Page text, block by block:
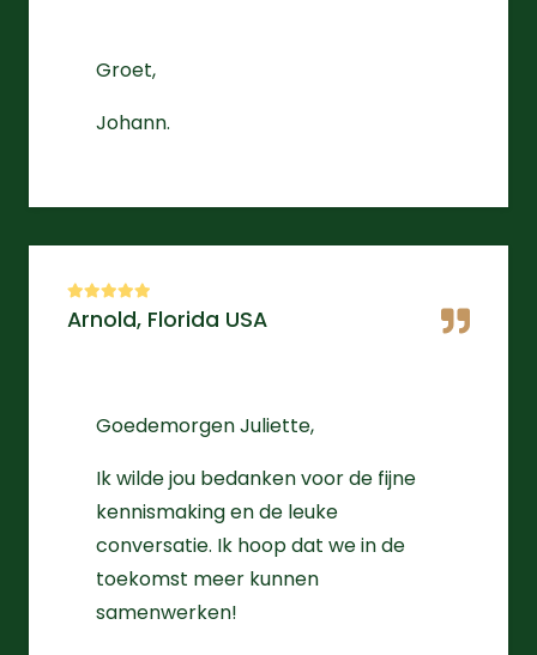
Groet,
Johann.
Arnold, Florida USA
Goedemorgen Juliette,
Ik wilde jou bedanken voor de fijne
kennismaking en de leuke
conversatie. Ik hoop dat we in de
toekomst meer kunnen
samenwerken!